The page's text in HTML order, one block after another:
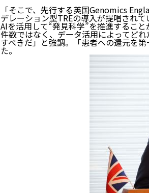
「そこで、先行する英国Genomics
デレーション型TREの導入が提唱され
AIを活用して“発見科学”を推進するこ
件数ではなく、データ活用によってど
すべきだ」と強調。「患者への還元を
た。